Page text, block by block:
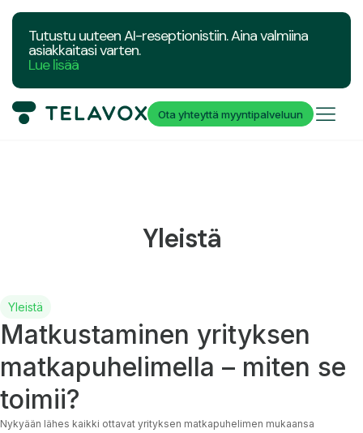
Tutustu uuteen AI-reseptionistiin. Aina valmiina
asiakkaitasi varten.
Lue lisää
Ota yhteyttä myyntipalveluun
Yleistä
Yleistä
Matkustaminen yrityksen
matkapuhelimella – miten se
toimii?
Nykyään lähes kaikki ottavat yrityksen matkapuhelimen mukaansa